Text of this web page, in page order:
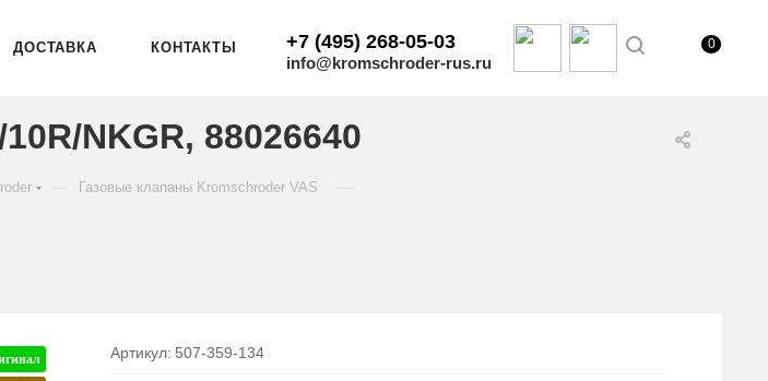
ДОСТАВКА КОНТАКТЫ +7 (495) 268-05-03
info@kromschroder-rus.ru
0
NKGR, 88026640
Газовые клапаны Kromschroder VAS
Артикул: 507-359-134